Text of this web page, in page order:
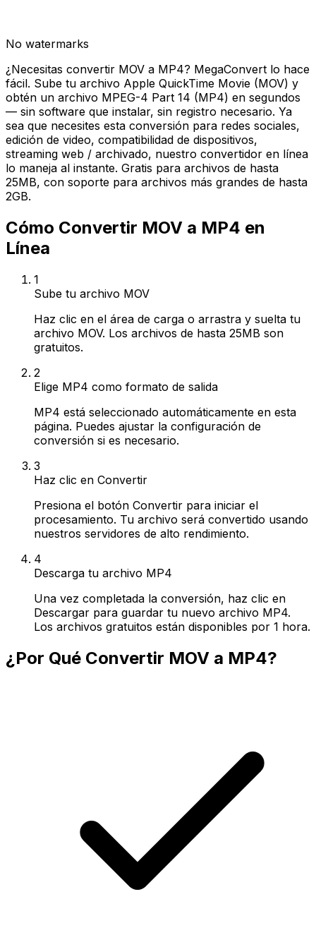
No watermarks
¿Necesitas convertir MOV a MP4? MegaConvert lo hace
fácil. Sube tu archivo Apple QuickTime Movie (MOV) y
obtén un archivo MPEG-4 Part 14 (MP4) en segundos
— sin software que instalar, sin registro necesario. Ya
sea que necesites esta conversión para redes sociales,
edición de video, compatibilidad de dispositivos,
streaming web / archivado, nuestro convertidor en línea
lo maneja al instante. Gratis para archivos de hasta
25MB, con soporte para archivos más grandes de hasta
2GB.
Cómo Convertir MOV a MP4 en
Línea
1
Sube tu archivo MOV
Haz clic en el área de carga o arrastra y suelta tu
archivo MOV. Los archivos de hasta 25MB son
gratuitos.
2
Elige MP4 como formato de salida
MP4 está seleccionado automáticamente en esta
página. Puedes ajustar la configuración de
conversión si es necesario.
3
Haz clic en Convertir
Presiona el botón Convertir para iniciar el
procesamiento. Tu archivo será convertido usando
nuestros servidores de alto rendimiento.
4
Descarga tu archivo MP4
Una vez completada la conversión, haz clic en
Descargar para guardar tu nuevo archivo MP4.
Los archivos gratuitos están disponibles por 1 hora.
¿Por Qué Convertir MOV a MP4?